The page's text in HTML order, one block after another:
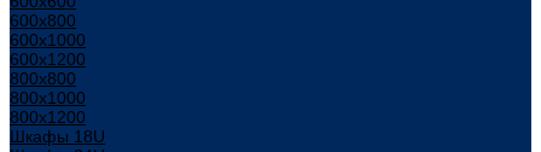
600x800
600х1000
600х1200
800x800
800х1000
800х1200
Шкафы 18U